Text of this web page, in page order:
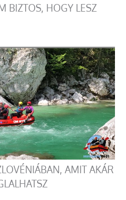
BIZTOS, HOGY LESZ
AMIT AKÁR